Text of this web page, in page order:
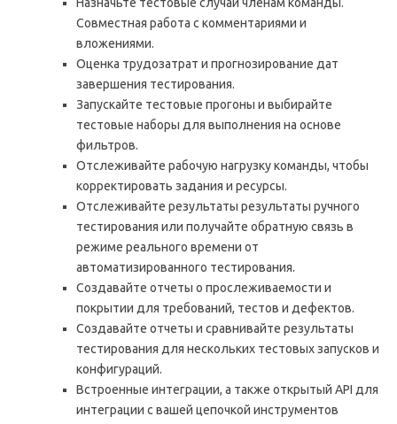
Совместная работа с комментариями и
вложениями.
Оценка трудозатрат и прогнозирование дат
завершения тестирования.
Запускайте тестовые прогоны и выбирайте
тестовые наборы для выполнения на основе
фильтров.
Отслеживайте рабочую нагрузку команды, чтобы
корректировать задания и ресурсы.
Отслеживайте результаты результаты ручного
тестирования или получайте обратную связь в
режиме реального времени от
автоматизированного тестирования.
Создавайте отчеты о прослеживаемости и
покрытии для требований, тестов и дефектов.
Создавайте отчеты и сравнивайте результаты
тестирования для нескольких тестовых запусков и
конфигураций.
Встроенные интеграции, а также открытый API для
интеграции с вашей цепочкой инструментов